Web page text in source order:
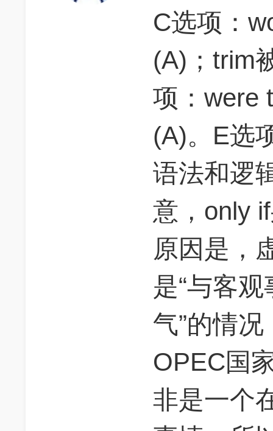
C选项：
(A)；trim
项：were
(A)。E选
语法和逻
意，only
原因是，
是“与客
气”的情
OPEC国
非是一个